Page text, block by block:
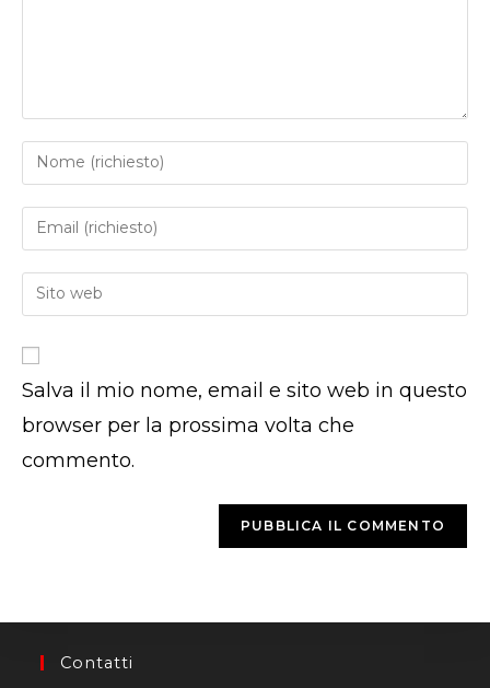
Inserisci
il
tuo
nome
nome
utente
per
Inserisci
il
tuo
indirizzo
commentare
Inserisci
l'URL
sito
web
(facoltativo)
Salva il mio nome, email e sito web in questo
browser per la prossima volta che
commento.
Contatti